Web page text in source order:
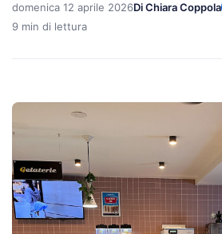
domenica 12 aprile 2026Di Chiara Coppola
9 min di lettura